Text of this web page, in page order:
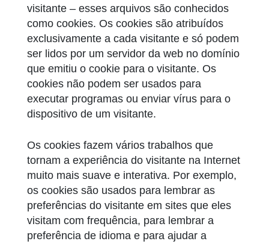
visitante – esses arquivos são conhecidos
como cookies. Os cookies são atribuídos
exclusivamente a cada visitante e só podem
ser lidos por um servidor da web no domínio
que emitiu o cookie para o visitante. Os
cookies não podem ser usados para
executar programas ou enviar vírus para o
dispositivo de um visitante.
Os cookies fazem vários trabalhos que
tornam a experiência do visitante na Internet
muito mais suave e interativa. Por exemplo,
os cookies são usados para lembrar as
preferências do visitante em sites que eles
visitam com frequência, para lembrar a
preferência de idioma e para ajudar a